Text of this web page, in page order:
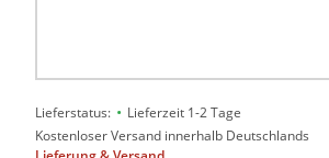
Lieferstatus: • Lieferzeit 1-2 Tage
Kostenloser Versand innerhalb Deutschlands